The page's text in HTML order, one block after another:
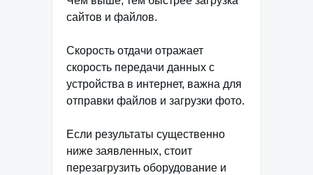
сайтов и файлов.
Скорость отдачи отражает
скорость передачи данных с
устройства в интернет, важна для
отправки файлов и загрузки фото.
Если результаты существенно
ниже заявленных, стоит
перезагрузить оборудование и